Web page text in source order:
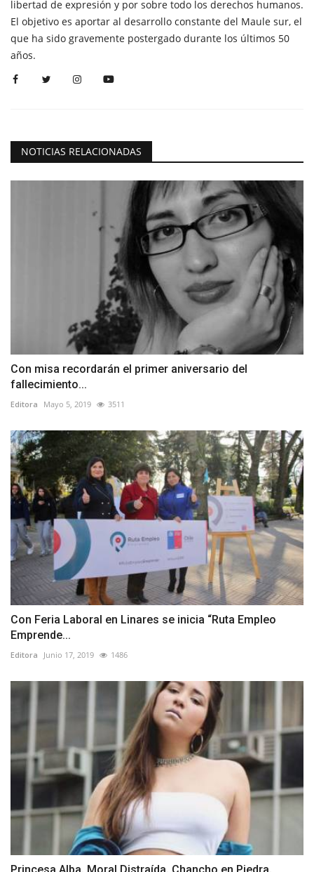
libertad de expresión y por sobre todo los derechos humanos.
El objetivo es aportar al desarrollo constante del Maule sur, el
que ha sido gravemente postergado durante los últimos 50
años.
NOTICIAS RELACIONADAS
Con misa recordarán el primer aniversario del
fallecimiento...
Editora Mayo 5, 2019 3511
Con Feria Laboral en Linares se inicia “Ruta Empleo
Emprende...
Editora Junio 17, 2019 1486